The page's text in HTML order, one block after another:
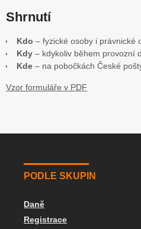
Shrnutí
Kdo – fyzické osoby i právnické
Kdy – kdykoliv během provozní
Kde – na pobočkách České
Vzor formuláře v PDF
PODLE SKUPIN
Daně
Registrace